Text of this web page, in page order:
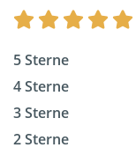
5 Sterne
4 Sterne
3 Sterne
2 Sterne